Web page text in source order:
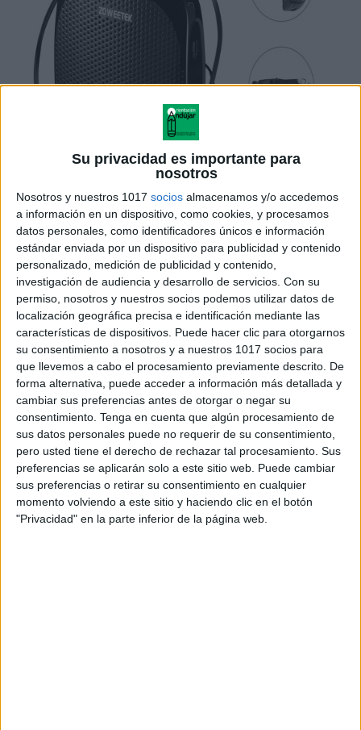
Su privacidad es importante para
nosotros
Nosotros y nuestros 1017 socios almacenamos y/o accedemos
a información en un dispositivo, como cookies, y procesamos
datos personales, como identificadores únicos e información
estándar enviada por un dispositivo para publicidad y contenido
personalizado, medición de publicidad y contenido,
investigación de audiencia y desarrollo de servicios. Con su
permiso, nosotros y nuestros socios podemos utilizar datos de
localización geográfica precisa e identificación mediante las
características de dispositivos. Puede hacer clic para otorgarnos
su consentimiento a nosotros y a nuestros 1017 socios para
que llevemos a cabo el procesamiento previamente descrito. De
forma alternativa, puede acceder a información más detallada y
cambiar sus preferencias antes de otorgar o negar su
consentimiento. Tenga en cuenta que algún procesamiento de
sus datos personales puede no requerir de su consentimiento,
pero usted tiene el derecho de rechazar tal procesamiento. Sus
preferencias se aplicarán solo a este sitio web. Puede cambiar
sus preferencias o retirar su consentimiento en cualquier
momento volviendo a este sitio y haciendo clic en el botón
"Privacidad" en la parte inferior de la página web.
Comprar el Amplificador en Amazon
Camara USB HD para proyectar
Este gadget es idealpara proyectar cualquier
imagen que tengamos en un cuadernoy nuestros
alumnos puedan verlo proyectado, nos será de gran
utilidad para nuestras clases diarias.